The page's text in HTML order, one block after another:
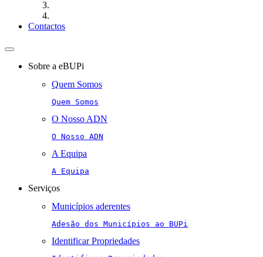
Contactos
Toggle
navigationSobre a eBUPi
Quem Somos
Quem Somos
O Nosso ADN
O Nosso ADN
A Equipa
A Equipa
Serviços
Municípios aderentes
Adesão dos Municípios ao BUPi
Identificar Propriedades